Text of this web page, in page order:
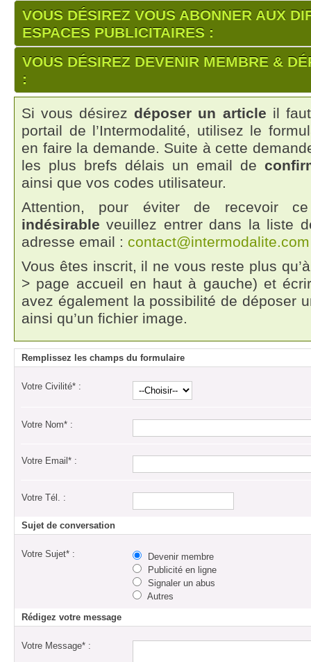
VOUS DÉSIREZ VOUS ABONNER AUX
ESPACES PUBLICITAIRES :
VOUS DÉSIREZ DEVENIR MEMBRE &
:
Si vous désirezdéposer un article il
portail de l’Intermodalité, utilisez le
en faire la demande. Suite à cette
les plus brefs délais un email de
ainsi que vos codes utilisateur.
Attention, pour éviter de recevoir
indésirable veuillez entrer dans la liste
adresse email : contact@intermodalite.com
Vous êtes inscrit, il ne vous reste plus
> page accueil en haut à gauche) et
avez également la possibilité de déposer
ainsi qu’un fichier image.
Remplissez les champs du formulaire
Votre Civilité* :
Votre Nom* :
Votre Email* :
Votre Tél. :
Sujet de conversation
Votre Sujet* :
Devenir membre
Publicité en ligne
Signaler un abus
Autres
Rédigez votre message
Votre Message* :